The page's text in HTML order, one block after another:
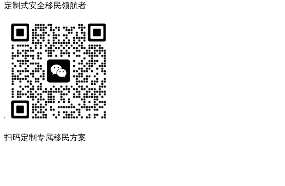
定制式安全移民领航者
'
扫码定制专属移民方案